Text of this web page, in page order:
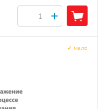
+
мало